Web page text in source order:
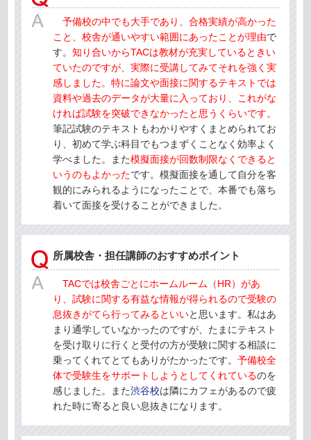
予備校の中でも大手であり、合格実績が高かった
こと、校舎が通いやすい範囲にあったことが理由で
す。 知り合いからTACは教材が充実しているときい
ていたのですが、実際に受講してみてそれを強く実
感しました。特に論文や面接に関するテキストでは
資料や過去のデータが大量に入っており、これがな
ければ試験を突破できなかったと思うくらいです。
筆記試験のテキストもわかりやすくまとめられてお
り、初めて学ぶ科目でもつまずくことなく効率よく
学べました。また模擬面接が回数制限なくできると
いうのもよかったです。模擬面接を通して自分を客
観的にみられるようになったことで、本番でも落ち
着いて面接を受けることができました。
所属校舎・担任講師のおすすめポイント
TACでは校舎ごとにホームルーム（HR）があ
り、試験に関する有益な情報が得られるので受験の
息抜きがてら行ってみるといいと思います。私はあ
まり通学していなかったのですが、たまにテキスト
を受け取りに行くと受付の方が受験に関する相談に
乗ってくれてとてもありがたかったです。 予備校全
体で受験生をサポートしようとしてくれているのを
感じました。また渋谷校は隣にカフェがあるので疲
れた時に寄ると良い息抜きになります。